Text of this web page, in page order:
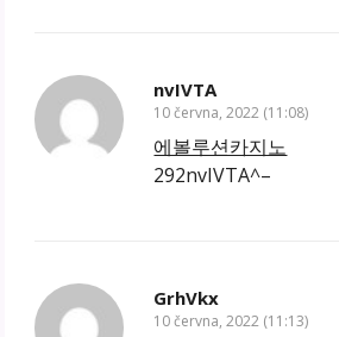
nvIVTA
10 června, 2022 (11:08)
에볼루션카지노
292nvIVTA^–
GrhVkx
10 června, 2022 (11:13)